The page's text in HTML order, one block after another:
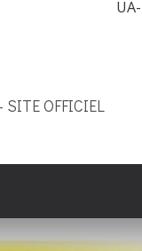
OFFICIEL